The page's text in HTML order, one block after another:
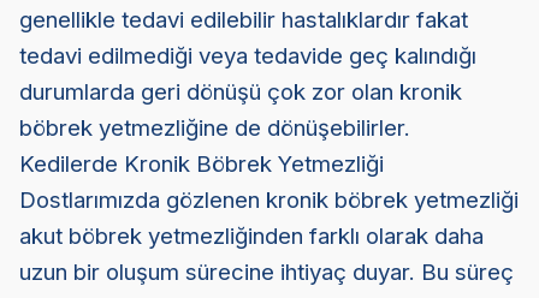
genellikle tedavi edilebilir hastalıklardır fakat
tedavi edilmediği veya tedavide geç kalındığı
durumlarda geri dönüşü çok zor olan kronik
böbrek yetmezliğine de dönüşebilirler.
Kedilerde Kronik Böbrek Yetmezliği
Dostlarımızda gözlenen kronik böbrek yetmezliği
akut böbrek yetmezliğinden farklı olarak daha
uzun bir oluşum sürecine ihtiyaç duyar. Bu süreç